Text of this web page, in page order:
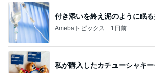
付き添いを終え泥のように眠
Amebaトピックス 1日前
私が購入したカチューシャキ